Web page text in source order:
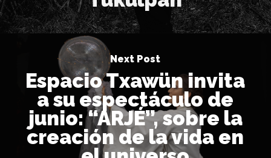
Next Post
Espacio Txawün invita
a su espectáculo de
junio: “ARJÉ”, sobre la
creación de la vida en